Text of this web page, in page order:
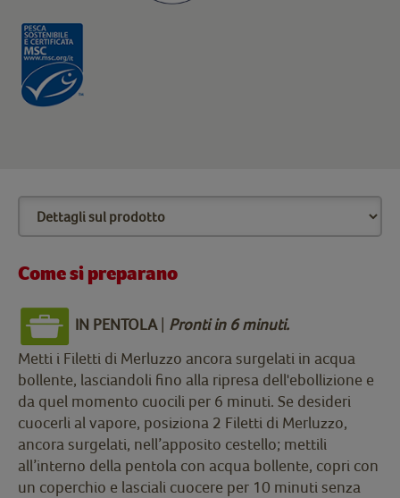
Come si preparano
IN PENTOLA| Pronti in 6 minuti.
Metti i Filetti di Merluzzo ancora surgelati in acqua
bollente, lasciandoli fino alla ripresa dell'ebollizione e
da quel momento cuocili per 6 minuti. Se desideri
cuocerli al vapore, posiziona 2 Filetti di Merluzzo,
ancora surgelati, nell’apposito cestello; mettili
all’interno della pentola con acqua bollente, copri con
un coperchio e lasciali cuocere per 10 minuti senza